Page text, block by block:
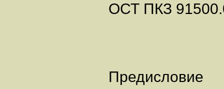
ОСТ ПКЗ
Предисловие